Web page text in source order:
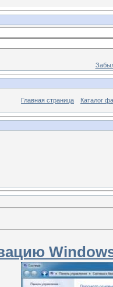
Главная страница Каталог